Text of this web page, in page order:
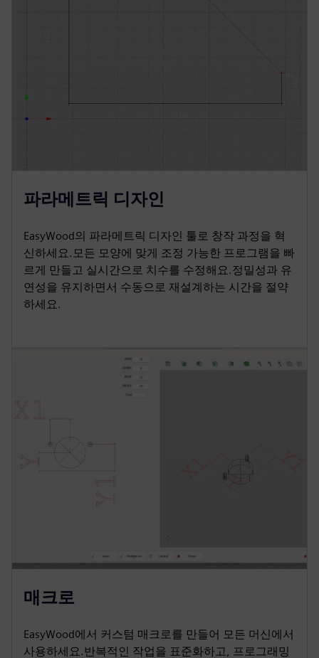
파라메트릭 디자인
EasyWood의 파라메트릭 디자인 툴로 창작 과정을 혁
신하세요.모든 모양에 맞게 조정 가능한 프로그램을 빠
르게 만들고 실시간으로 치수를 수정해요.정밀성과 유
연성을 유지하면서 수동으로 재설계하는 시간을 절약
하세요.
매크로
EasyWood에서 커스텀 매크로를 만들어 모든 머신에서
사용하세요.반복적인 작업을 표준화하고, 프로그래밍